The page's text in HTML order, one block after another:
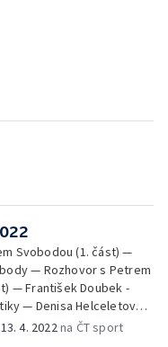
Svobodou (1. část) —
— Rozhovor s Petrem
— František Doubek -
— Denisa Helceletová -
2011 — David
13. 4. 2022 na ČT sport